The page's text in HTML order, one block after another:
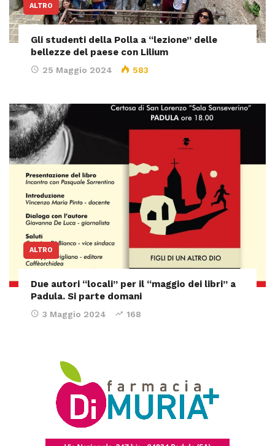
ALTRO
Gli studenti della Polla a “lezione” delle
bellezze del paese con Lilium
25 Maggio 2024 583
ALTRO
Due autori “locali” per il “maggio dei libri” a
Padula. Si parte domani
3 Maggio 2024 168